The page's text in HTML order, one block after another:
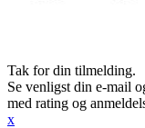
Tak for din tilmelding.
Se venligst din e-mail
med rating og
x